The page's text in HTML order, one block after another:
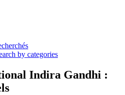
by categories
Indira Gandhi :